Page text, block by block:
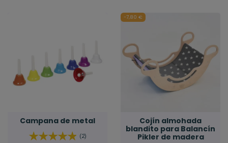
Campana de metal
(2)
-7,80 €
Cojín almohada
blandito para Balancín
Pikler de madera